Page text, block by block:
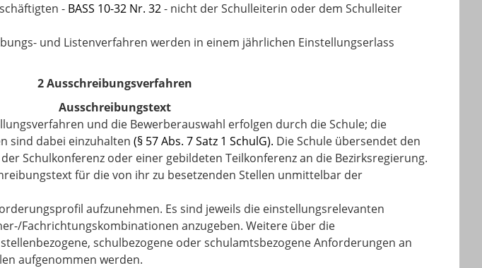
- BASS 10-32 Nr. 32- nicht der Schulleiterin oder dem Schulleiter
und Listenverfahren werden in einem jährlichen Einstellungserlass
2 Ausschreibungsverfahren
Ausschreibungstext
und die Bewerberauswahl erfolgen durch die Schule; die
sind dabei einzuhalten (§ 57 Abs. 7 Satz 1 SchulG). Die Schule übersendet den
Schulkonferenz oder einer gebildeten Teilkonferenz an die Bezirksregierung.
für die von ihr zu besetzenden Stellen unmittelbar der
aufzunehmen. Es sind jeweils die einstellungsrelevanten
Fachrichtungskombinationen anzugeben. Weitere über die
schulbezogene oder schulamtsbezogene Anforderungen an
aufgenommen werden.